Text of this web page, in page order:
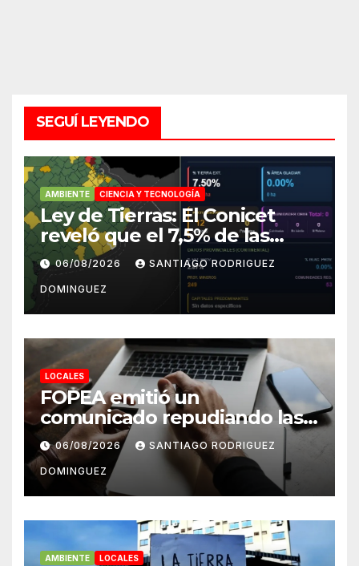
SEGUÍ LEYENDO
AMBIENTE CIENCIA Y TECNOLOGÍA
Ley de Tierras: El Conicet
reveló que el 7,5% de las
tierras rurales de Mar del
Plata pertenecen a
extranjeros
06/08/2026 SANTIAGO RODRIGUEZ
DOMINGUEZ
LOCALES
FOPEA emitió un
comunicado repudiando las
cuentas pseudo periodísticas
de Instagram en Mar del
Plata
06/08/2026 SANTIAGO RODRIGUEZ
DOMINGUEZ
AMBIENTE LOCALES